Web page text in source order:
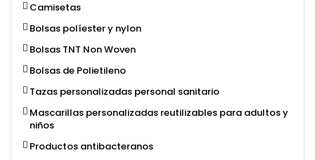
Camisetas
Bolsas políester y nylon
Bolsas TNT Non Woven
Bolsas de Polietileno
Tazas personalizadas personal sanitario
Mascarillas personalizadas reutilizables para adultos y
niños
Productos antibacteranos